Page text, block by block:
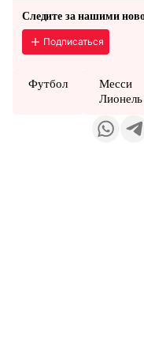
Следите за нашими
Подписаться
Футбол
Месси
Лионель